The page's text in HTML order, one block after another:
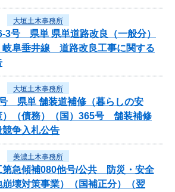
大垣土木事務所
3号 県単 県単道路改良（一般分）
阜垂井線 道路改良工事に関する
大垣土木事務所
県単 舗装道補修（暮らしの安
）（債務）（国）365号 舗装補修
争入札公告
美濃土木事務所
第急傾補080他号/公共 防災・安全
壊対策事業）（国補正分）（翌